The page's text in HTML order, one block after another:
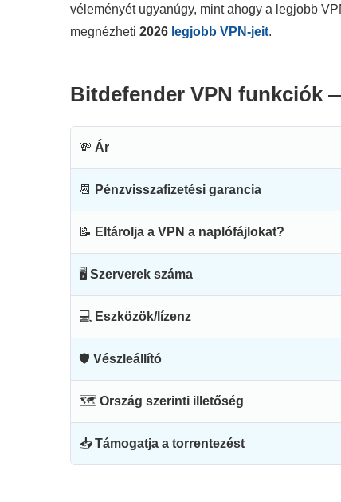
véleményét ugyanúgy, mint ahogy a legjobb
megnézheti 2026 legjobb VPN-jeit.
Bitdefender VPN funkciók
💸 Ár
📆 Pénzvisszafizetési garancia
📝 Eltárolja a VPN a naplófájlokat?
🖥 Szerverek száma
💻 Eszközök/lízenz
🛡 Vészleállító
🗺 Ország szerinti illetőség
📥 Támogatja a torrentezést